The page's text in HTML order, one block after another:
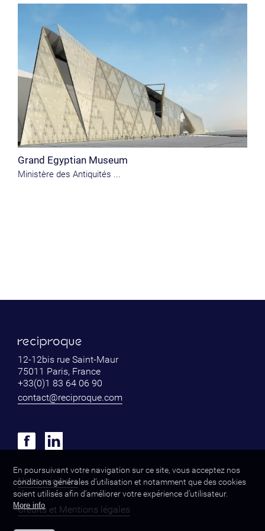
Grand Egyptian Museum
Ministère des Antiquités ...
12-12bis rue Saint-Maur
75011 Paris, France
+33(0)1 83 64 06 90
contact@reciproque.com
Nous rejoindre
Crédits et Mentions légales
En poursuivant votre navigation sur ce site, vous acceptez nos
conditions générales d’utilisation et notamment que des cookies
soient utilisés afin d’améliorer votre expérience d’utilisateur.
More info